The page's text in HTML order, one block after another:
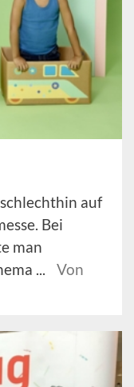
auf
Bei
man
...
Von